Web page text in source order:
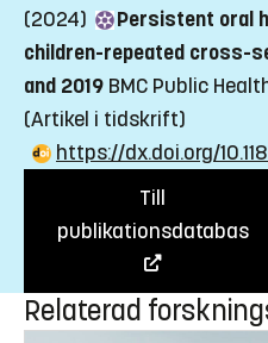
(2024)
Persistent oral
children-repeated cross-
and 2019 BMC Public
(Artikel i tidskrift)
https://dx.doi.org/
Till
publikationsdatabas
Relaterad